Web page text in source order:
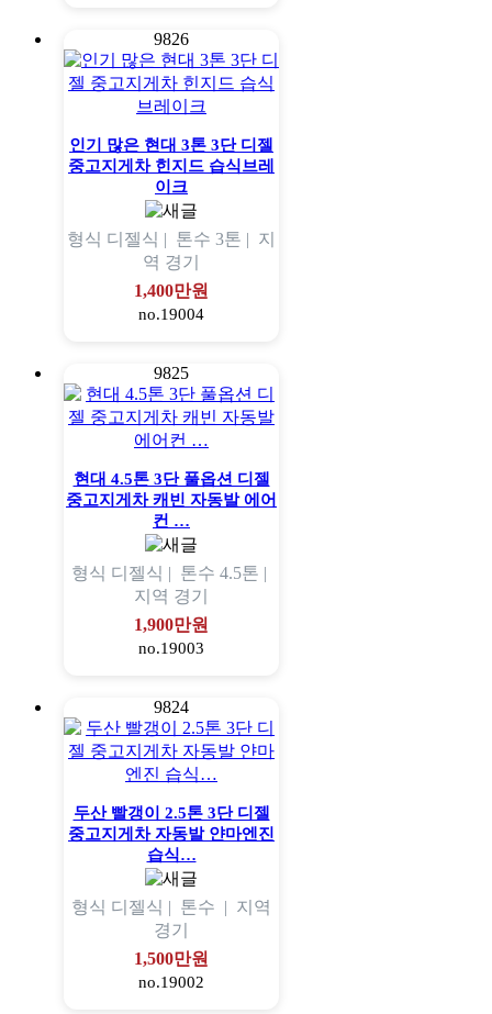
9826
인기 많은 현대 3톤 3단 디젤
중고지게차 힌지드 습식브레
이크
형식 디젤식 | 톤수 3톤 | 지
역 경기
1,400만원
no.19004
9825
현대 4.5톤 3단 풀옵션 디젤
중고지게차 캐빈 자동발 에어
컨 …
형식 디젤식 | 톤수 4.5톤 |
지역 경기
1,900만원
no.19003
9824
두산 빨갱이 2.5톤 3단 디젤
중고지게차 자동발 얀마엔진
습식…
형식 디젤식 | 톤수 | 지역
경기
1,500만원
no.19002